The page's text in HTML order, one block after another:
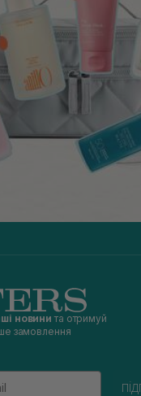
новини та отримуй
замовлення